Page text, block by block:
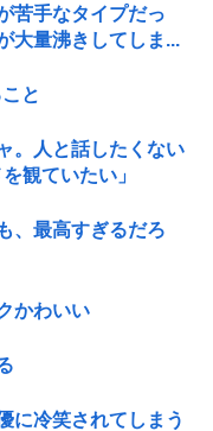
苦手なタイプだっ
大量沸きしてしま...
と
。人と話したくない
観ていたい」
、最高すぎるだろ
かわいい
に冷笑されてしまう